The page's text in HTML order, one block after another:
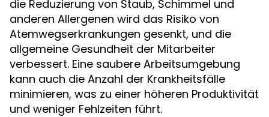
die Reduzierung von Staub, Schimmel und
anderen Allergenen wird das Risiko von
Atemwegserkrankungen gesenkt, und die
allgemeine Gesundheit der Mitarbeiter
verbessert. Eine saubere Arbeitsumgebung
kann auch die Anzahl der Krankheitsfälle
minimieren, was zu einer höheren Produktivität
und weniger Fehlzeiten führt.